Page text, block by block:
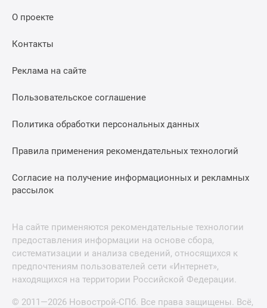
О проекте
Контакты
Реклама на сайте
Пользовательское соглашение
Политика обработки персональных данных
Правила применения рекомендательных технологий
Согласие на получение информационных и рекламных
рассылок
На сайте применяются рекомендательные технологии
предоставления информации на основе сбора,
систематизации и анализа сведений, относящихся к
предпочтениям пользователей сети «Интернет»,
находящихся на территории Российской Федерации.
© 2011—2026 Новострой-СПб. Все права защищены. Всё,